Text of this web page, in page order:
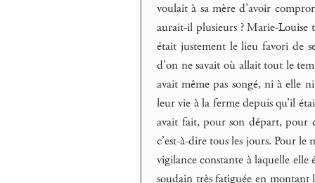
voulait à sa mère d’avoir
aurait-il plusieurs ? Marie-Louise
était justement le lieu favori de
d’on ne savait où allait tout le
avait même pas songé, ni à elle
leur vie à la ferme depuis qu’il
avait fait, pour son départ, pour
c’est-à-dire tous les jours. Pour le
vigilance constante à laquelle elle
soudain très fatiguée en montant